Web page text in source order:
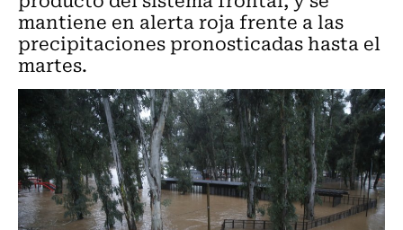
mantiene en alerta roja frente a las
precipitaciones pronosticadas hasta el
martes.